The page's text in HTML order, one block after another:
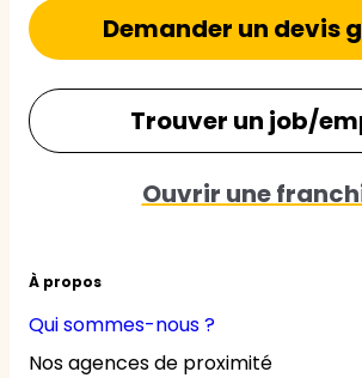
À propos
Qui sommes-nous ?
Nos agences de proximité
Demander un devis
Trouver un job/
Ouvrir une